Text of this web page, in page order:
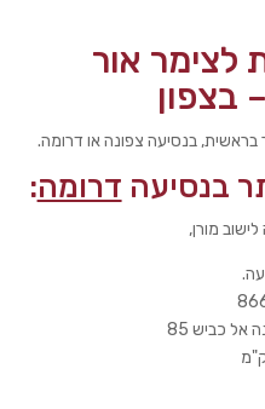
לצימר אור
בצפון
בראשית, בנסיעה צפונה או דרומה.
בנסיעה דרומה: